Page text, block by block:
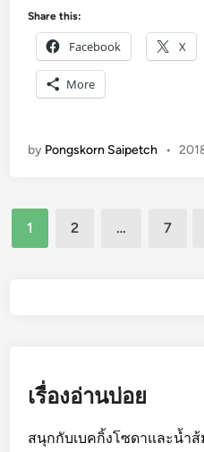
น
ต
ร
ง
,
ร
ณ
า
)
ย์
แ
วั
w
Share this:
Facebook X
More
by Pongskorn Saipetch •
Posts
pagination
1 2 … 7
เรื่องอ่านบ่อย
สนุกกับเบคกิ้งโซดาและน้ำ